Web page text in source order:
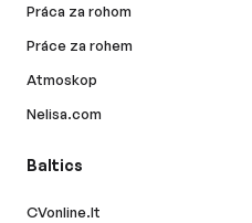
Práca za rohom
Práce za rohem
Atmoskop
Nelisa.com
Baltics
CVonline.lt